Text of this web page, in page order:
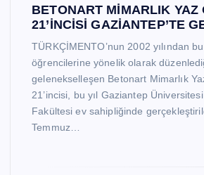
BETONART MİMARLIK YAZ
21’İNCİSİ GAZİANTEP’TE
TÜRKÇİMENTO’nun 2002 yılından
öğrencilerine yönelik olarak
gelenekselleşen Betonart Mimarlık
21’incisi, bu yıl Gaziantep
Fakültesi ev sahipliğinde
Temmuz…